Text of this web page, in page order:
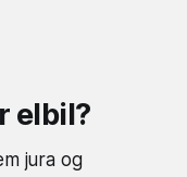
elbil?
jura og